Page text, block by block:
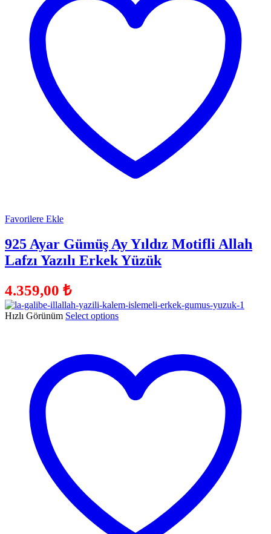
Favorilere Ekle
925 Ayar Gümüş Ay Yıldız Motifli Allah
Lafzı Yazılı Erkek Yüzük
4.359,00 ₺
Hızlı Görünüm Select options